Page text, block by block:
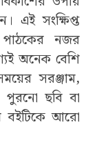
এই সংক্ষিপ্ত
পাঠকের নজর
অনেক বেশি
সরঞ্জাম,
পুরনো ছবি বা
বইটিকে আরো